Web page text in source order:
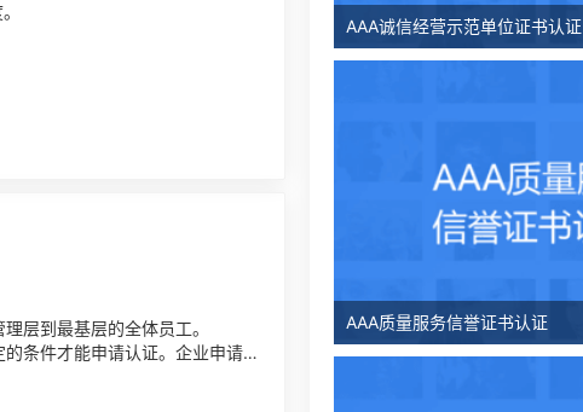
层到最基层的全体员工。
条件才能申请认证。企业申请
AAA诚信经营示范单位证书认证
AAA质量服务信誉证书认证